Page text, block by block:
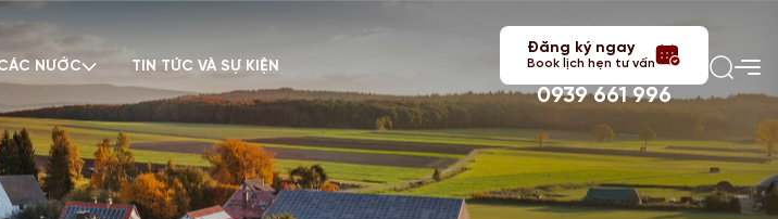
NƯỚC TIN TỨC VÀ SỰ KIỆN
Đăng ký ngay
Book lịch hẹn tư vấn
0939 661 996